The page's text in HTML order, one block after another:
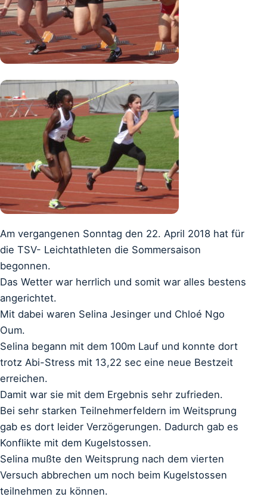
Am vergangenen Sonntag den 22. April 2018 hat für
die TSV- Leichtathleten die Sommersaison
begonnen.
Das Wetter war herrlich und somit war alles bestens
angerichtet.
Mit dabei waren Selina Jesinger und Chloé Ngo
Oum.
Selina begann mit dem 100m Lauf und konnte dort
trotz Abi-Stress mit 13,22 sec eine neue Bestzeit
erreichen.
Damit war sie mit dem Ergebnis sehr zufrieden.
Bei sehr starken Teilnehmerfeldern im Weitsprung
gab es dort leider Verzögerungen. Dadurch gab es
Konflikte mit dem Kugelstossen.
Selina mußte den Weitsprung nach dem vierten
Versuch abbrechen um noch beim Kugelstossen
teilnehmen zu können.